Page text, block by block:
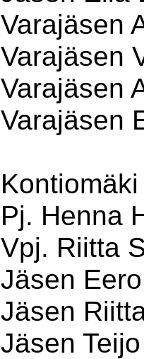
Varajäsen
Varajäsen
Varajäsen
Varajäsen
Kontiomäki
Pj. Henna
Vpj. Riitta
Jäsen
Jäsen
Jäsen